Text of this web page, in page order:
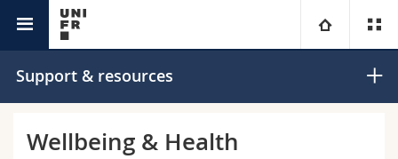
University
Support & resources
Wellbeing & Health